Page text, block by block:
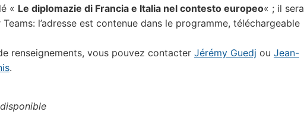
« Le diplomazie di Francia e Italia nel contesto europeo« ; il sera
l’adresse est contenue dans le programme, téléchargeable
renseignements, vous pouvez contacter Jérémy Guedj ou Jean-
.